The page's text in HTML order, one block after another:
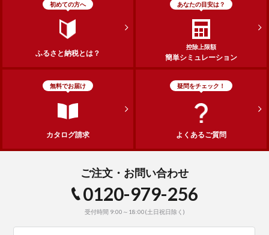
初めての方へ
ふるさと納税とは？
あなたの目安は？
控除上限額
簡単シミュレーション
無料でお届け
カタログ請求
疑問をチェック！
よくあるご質問
ご注文・お問い合わせ
0120-979-256
受付時間 9:00～18:00(土日祝日除く)